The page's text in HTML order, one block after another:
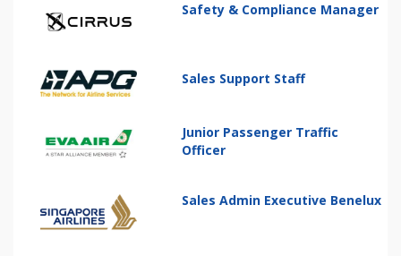
Safety & Compliance Manager
Sales Support Staff
Junior Passenger Traffic
Officer
Sales Admin Executive Benelux